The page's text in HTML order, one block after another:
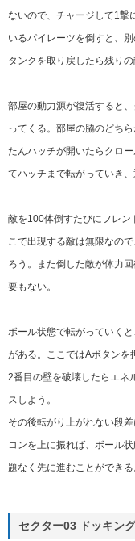
ないので、チャージして1撃
いるパイレーツを倒すと、
タンクを取り戻したら残り
部屋の動力源が復活すると
ってくる。部屋の脇のどち
たんハッチが開いたらクロ
てハッチまで転がっていき、
敵を100体倒すたびにフレン
こで出現する敵は無限なの
ろう。また倒した敵が体力
要もない。
ボール状態で転がっていく
がある。ここではAボタンを
2番目の壁を破壊したらエネ
スしよう。
その後転がり上がれない段
コンを上に振れば、ボール
題なく先に進むことができる
セクター03 ドッキン